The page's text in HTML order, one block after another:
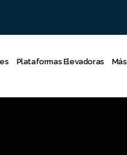
Plataformas Elevadoras